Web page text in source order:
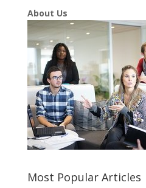
About Us
Most Popular Articles